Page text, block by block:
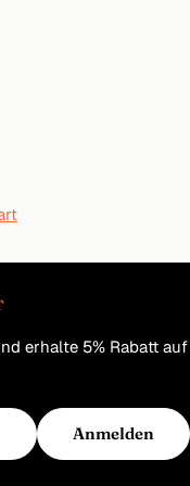
erhalte 5% Rabatt auf
Anmelden